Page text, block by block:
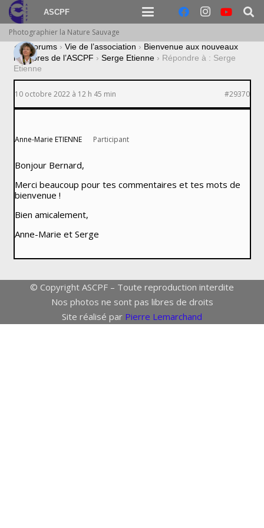
ASCPF
Photographier la Nature Sauvage
› Forums › Vie de l’association › Bienvenue aux nouveaux
membres de l’ASCPF › Serge Etienne › Répondre à : Serge
Etienne
10 octobre 2022 à 12 h 45 min #29370
Anne-Marie ETIENNE Participant
Bonjour Bernard,
Merci beaucoup pour tes commentaires et tes mots de
bienvenue !
Bien amicalement,
Anne-Marie et Serge
© Copyright ASCPF – Toute reproduction interdite
Nos photos ne sont pas libres de droits
Site réalisé par Pierre Lemarchand